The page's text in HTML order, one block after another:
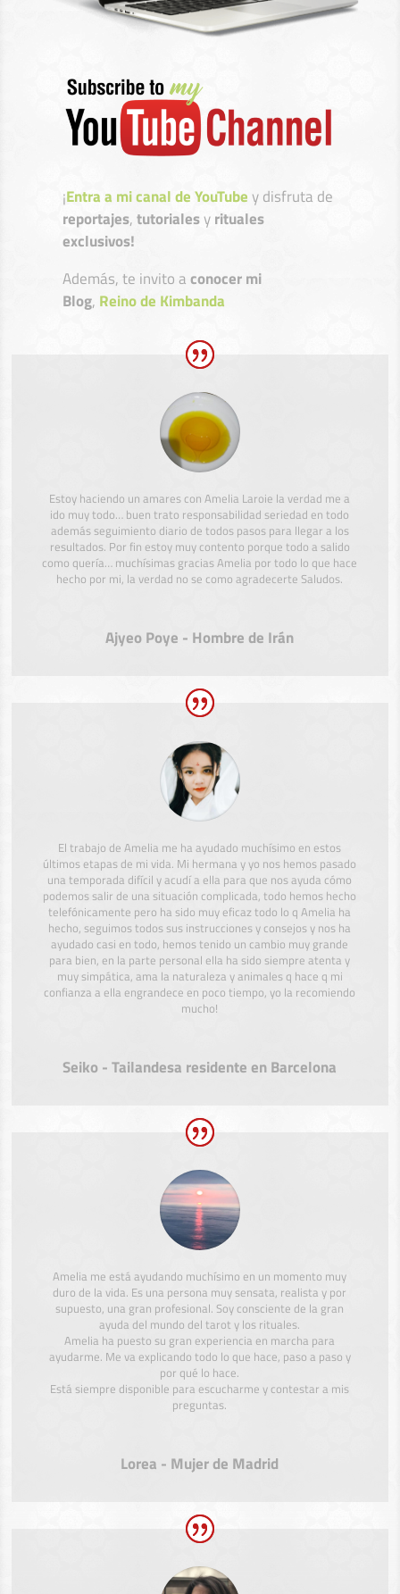
¡Entra a mi canal de YouTubey disfruta de
reportajes,tutorialesyrituales
exclusivos!
Además, te invito aconocer mi
Blog, Reino de Kimbanda
Estoy haciendo un amares con Amelia Laroie la verdad me a
ido muy todo… buen trato responsabilidad seriedad en todo
además seguimiento diario de todos pasos para llegar a los
resultados. Por fin estoy muy contento porque todo a salido
como quería… muchísimas gracias Amelia por todo lo que hace
hecho por mi, la verdad no se como agradecerte Saludos.
Ajyeo Poye - Hombre de Irán
El trabajo de Amelia me ha ayudado muchísimo en estos
últimos etapas de mi vida. Mi hermana y yo nos hemos pasado
una temporada difícil y acudí a ella para que nos ayuda cómo
podemos salir de una situación complicada, todo hemos hecho
telefónicamente pero ha sido muy eficaz todo lo q Amelia ha
hecho, seguimos todos sus instrucciones y consejos y nos ha
ayudado casi en todo, hemos tenido un cambio muy grande
para bien, en la parte personal ella ha sido siempre atenta y
muy simpática, ama la naturaleza y animales q hace q mi
confianza a ella engrandece en poco tiempo, yo la recomiendo
mucho!
Seiko - Tailandesa residente en Barcelona
Amelia me está ayudando muchísimo en un momento muy
duro de la vida. Es una persona muy sensata, realista y por
supuesto, una gran profesional. Soy consciente de la gran
ayuda del mundo del tarot y los rituales.
Amelia ha puesto su gran experiencia en marcha para
ayudarme. Me va explicando todo lo que hace, paso a paso y
por qué lo hace.
Está siempre disponible para escucharme y contestar a mis
preguntas.
Lorea - Mujer de Madrid